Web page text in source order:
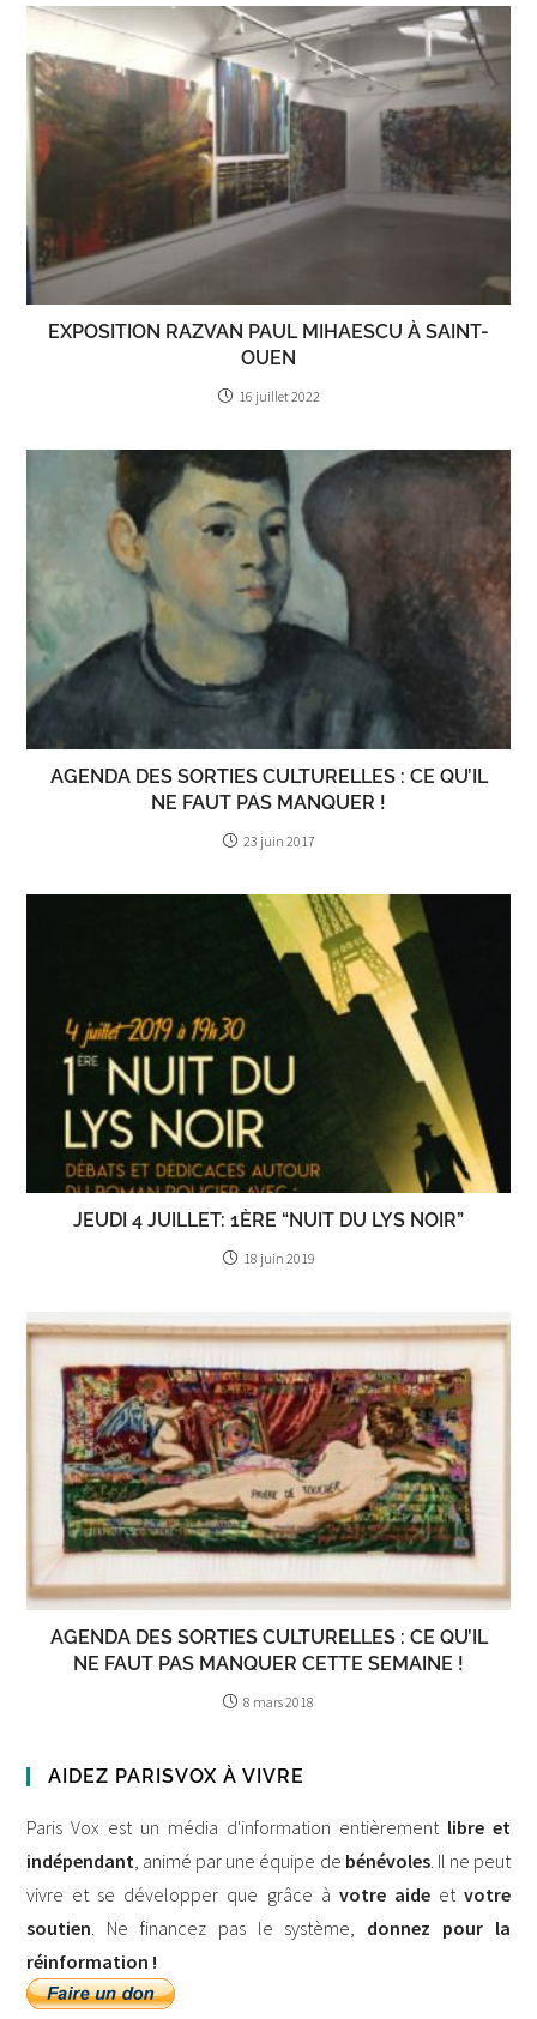
EXPOSITION RAZVAN PAUL MIHAESCU À SAINT-
OUEN
16 juillet 2022
AGENDA DES SORTIES CULTURELLES : CE QU’IL
NE FAUT PAS MANQUER !
23 juin 2017
JEUDI 4 JUILLET: 1ÈRE “NUIT DU LYS NOIR”
18 juin 2019
AGENDA DES SORTIES CULTURELLES : CE QU’IL
NE FAUT PAS MANQUER CETTE SEMAINE !
8 mars 2018
AIDEZ PARISVOX À VIVRE
Paris Vox est un média d'information entièrement libre et
indépendant, animé par une équipe de bénévoles. Il ne peut
vivre et se développer que grâce à votre aideet votre
soutien. Ne financez pas le système, donnez pour la
réinformation !